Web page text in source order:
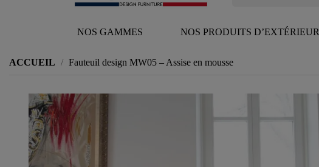
NOS GAMMES NOS PRODUITS D’EXTÉRIEUR
ACCUEIL Fauteuil design MW05 – Assise en mousse